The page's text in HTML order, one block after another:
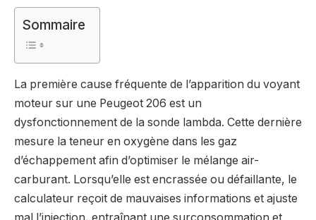
Sommaire
La première cause fréquente de l’apparition du voyant
moteur sur une Peugeot 206 est un
dysfonctionnement de la sonde lambda. Cette dernière
mesure la teneur en oxygène dans les gaz
d’échappement afin d’optimiser le mélange air-
carburant. Lorsqu’elle est encrassée ou défaillante, le
calculateur reçoit de mauvaises informations et ajuste
mal l’injection, entraînant une surconsommation et